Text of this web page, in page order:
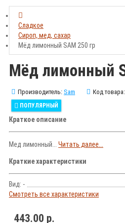
Сладкое
Сироп, мед, сахар
Мёд лимонный SAM 250 гр
Мёд лимонный
Производитель: Sam Код товара:
ПОПУЛЯРНЫЙ
Краткое описание
Мед лимонный... Читать далее...
Краткие характеристики
Вид: -
Смотреть все характеристики
443.00 р.